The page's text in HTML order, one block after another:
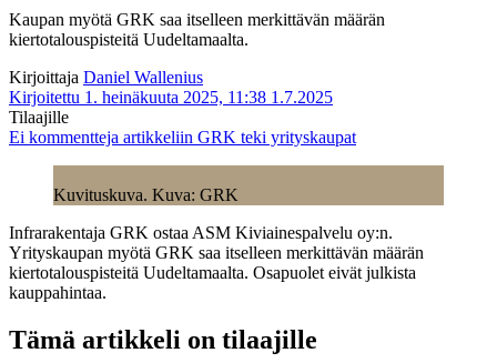
Kaupan myötä GRK saa itselleen merkittävän määrän
kiertotalouspisteitä Uudeltamaalta.
Kirjoittaja Daniel Wallenius
Kirjoitettu 1. heinäkuuta 2025, 11:38 1.7.2025
Tilaajille
Ei kommentteja artikkeliin GRK teki yrityskaupat
Kuvituskuva. Kuva: GRK
Infrarakentaja GRK ostaa ASM Kiviainespalvelu oy:n.
Yrityskaupan myötä GRK saa itselleen merkittävän määrän
kiertotalouspisteitä Uudeltamaalta. Osapuolet eivät julkista
kauppahintaa.
Tämä artikkeli on tilaajille